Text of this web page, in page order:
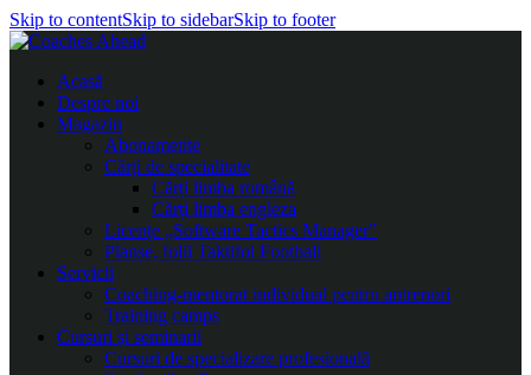
Skip to contentSkip to sidebarSkip to footer
Acasă
Despre noi
Magazin
Abonamente
Cărți de specialitate
Cărți limba română
Cărți limba engleza
Licențe „Software Tactics Manager”
Planșe, folii Taktifol Football
Servicii
Coaching-mentorat individual pentru antrenori
Training camps
Cursuri și seminarii
Cursuri de specializare profesională